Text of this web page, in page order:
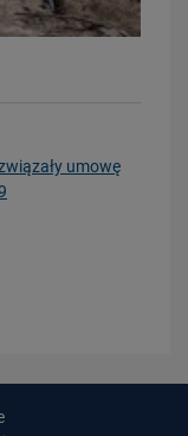
umowę
łączą siły dla…